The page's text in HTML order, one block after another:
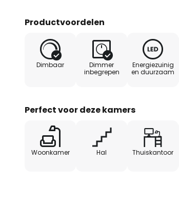
en een uitstekend
merkkwaliteit van
je interieur en
het aanpassen
met deze lamp.
Productvoordelen
Dimbaar
Dimmer
inbegrepen
Energiezuinig
en duurzaam
Perfect voor deze kamers
Woonkamer Hal Thuiskantoor